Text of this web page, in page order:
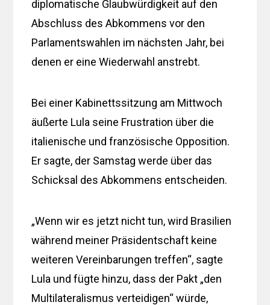
diplomatische Glaubwürdigkeit auf den
Abschluss des Abkommens vor den
Parlamentswahlen im nächsten Jahr, bei
denen er eine Wiederwahl anstrebt.
Bei einer Kabinettssitzung am Mittwoch
äußerte Lula seine Frustration über die
italienische und französische Opposition.
Er sagte, der Samstag werde über das
Schicksal des Abkommens entscheiden.
„Wenn wir es jetzt nicht tun, wird Brasilien
während meiner Präsidentschaft keine
weiteren Vereinbarungen treffen“, sagte
Lula und fügte hinzu, dass der Pakt „den
Multilateralismus verteidigen“ würde,